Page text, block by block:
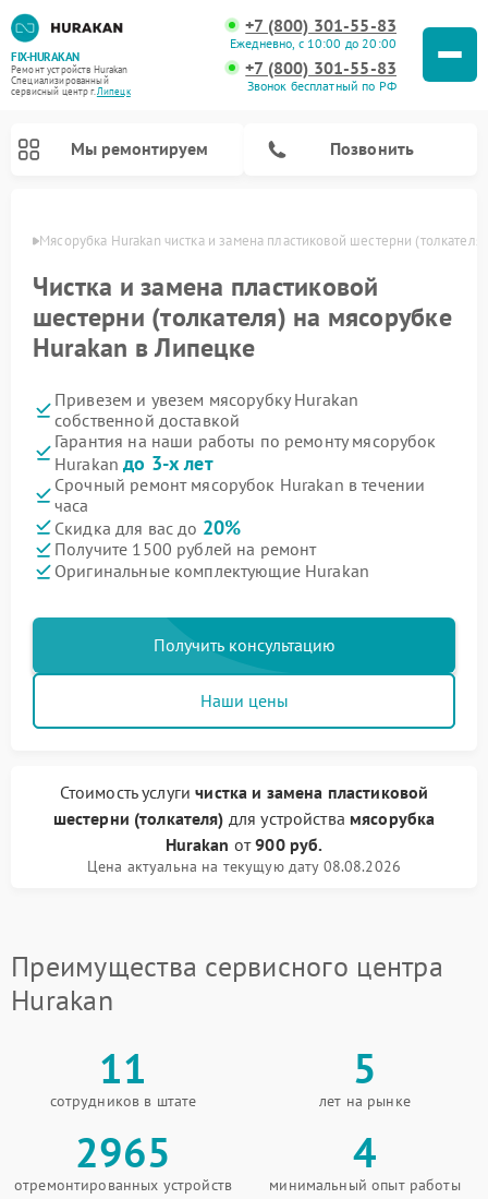
FIX-HURAKAN
Ремонт устройств Hurakan
Специализированный
cервисный центр г.Липецк
+7 (800) 301-55-83
Ежедневно, с 10:00 до 20:00
+7 (800) 301-55-83
Звонок бесплатный по РФ
Мы ремонтируем Позвонить
Мясорубка Hurakan чистка и замена пластиковой шестерни (толкателя)
Чистка и замена пластиковой
шестерни (толкателя) на мясорубке
Hurakan в Липецке
Привезем и увезем мясорубку Hurakan
собственной доставкой
Гарантия на наши работы по ремонту мясорубок
Hurakanдо 3-х лет
Срочный ремонт мясорубок Hurakan в течении
часа
Скидка для вас до 20%
Получите 1500 рублей на ремонт
Оригинальные комплектующие Hurakan
Получить консультацию
Наши цены
Стоимость услугичистка и замена пластиковой
шестерни (толкателя) для устройства мясорубка
Hurakan от900 руб.
Цена актуальна на текущую дату 08.08.2026
Преимущества сервисного центра
Hurakan
11
сотрудников в штате
5
лет на рынке
2965
отремонтированных устройств
4
минимальный опыт работы